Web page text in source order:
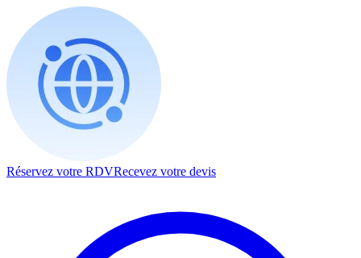
Réservez votre RDVRecevez votre devis